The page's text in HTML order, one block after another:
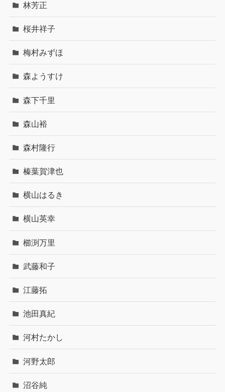
林芳正
桜井祥子
梅村みずほ
森ようすけ
森下千里
森山裕
森村隆行
榛葉賀津也
横山はるき
横山英幸
櫛渕万里
武藤和子
江藤拓
池田真紀
河村たかし
河野太郎
沼谷純